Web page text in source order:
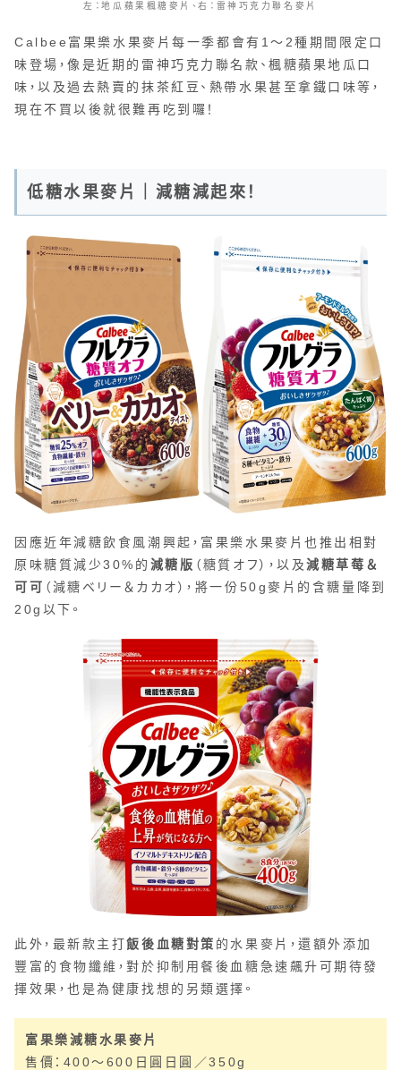
左：地瓜蘋果楓糖麥片、右：雷神巧克力聯名麥片
Calbee富果樂水果麥片每一季都會有1～2種期間限定口
味登場，像是近期的雷神巧克力聯名款、楓糖蘋果地瓜口
味，以及過去熱賣的抹茶紅豆、熱帶水果甚至拿鐵口味等，
現在不買以後就很難再吃到囉！
低糖水果麥片｜減糖減起來！
因應近年減糖飲食風潮興起，富果樂水果麥片也推出相對
原味糖質減少30%的 減糖版 （糖質オフ），以及減糖草莓＆
可可 （減糖ベリー＆カカオ），將一份50g麥片的含糖量降到
20g以下。
此外，最新款主打飯後血糖對策 的水果麥片，還額外添加
豐富的食物纖維，對於抑制用餐後血糖急速飆升可期待發
揮效果，也是為健康找想的另類選擇。
富果樂減糖水果麥片
售價：400～600日圓日圓／350g